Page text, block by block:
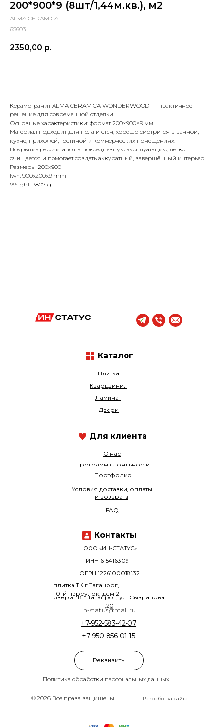
200*900*9 (8шт/1,44м.кв.), м2
ALMA CERAMICA
65603
2350,00 р.
Керамогранит ALMA CERAMICA WONDERWOOD — практичное
решение для современной отделки.
Основные характеристики: формат 200×900×9 мм.
Материал подходит для пола и стен, хорошо смотрится в ванной,
кухне, прихожей, гостиной и коммерческих помещениях.
Покрытие рассчитано на повседневную эксплуатацию, легко
очищается и помогает создать аккуратный, завершённый интерьер.
Размеры: 200x900
lwh: 900x200x9 mm
Weight: 3807 g
© 2026 Все права защищены.
Политика обработки персональных данных
Плитка
Кварцвинил
+7-950-856-01-15
+7-952-583-42-07
О нас
Ламинат
Программа лояльности
Двери
Портфолио
ООО «ИН-СТАТУС»
плитка ТК г.Таганрог,
10-й переулок, дом 2
двери ТК г.Таганрог, ул. Сызранова
,20
ОГРН 1226100018132
ИНН 6154163091
Разработка сайта
Условия доставки, оплаты
и возврата
FAQ
Каталог
in-status@mail.ru
Контакты
Для клиента
Реквизиты